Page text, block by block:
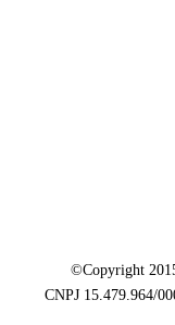
©Copyright
CNPJ 15.479.964/